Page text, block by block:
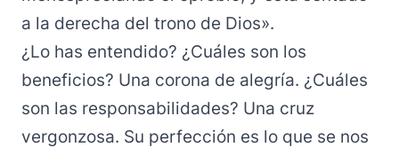
a la derecha del trono de Dios».
¿Lo has entendido? ¿Cuáles son los
beneficios? Una corona de alegría. ¿Cuáles
son las responsabilidades? Una cruz
vergonzosa. Su perfección es lo que se nos